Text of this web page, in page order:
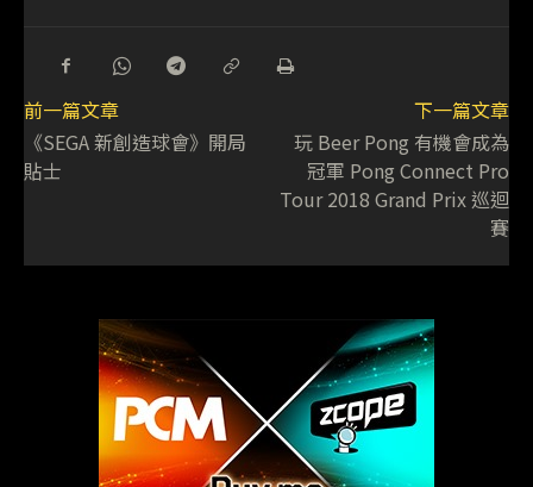
前一篇文章
《SEGA 新創造球會》開局
貼士
下一篇文章
玩 Beer Pong 有機會成為
冠軍 Pong Connect Pro
Tour 2018 Grand Prix 巡迴
賽